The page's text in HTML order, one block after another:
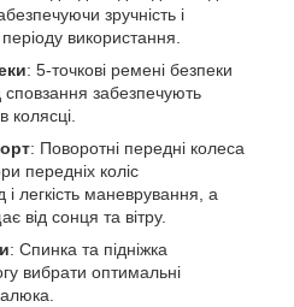
зручність і
використання.
: 5-точкові ремені безпеки
сповзання забезпечують
колясці.
: Поворотні передні колеса
передніх коліс
легкість маневрування, а
від сонця та вітру.
: Спинка та підніжка
вибрати оптимальні